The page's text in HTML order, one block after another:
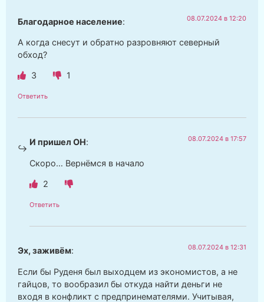
Благодарное население: 08.07.2024 в 12:20
А когда снесут и обратно разровняют северный
обход?
3 1
Ответить
И пришел ОН: 08.07.2024 в 17:57
Скоро… Вернёмся в начало
2
Ответить
Эх, заживём: 08.07.2024 в 12:31
Если бы Руденя был выходцем из экономистов, а не
гайцов, то вообразил бы откуда найти деньги не
входя в конфликт с предпринемателями. Учитывая,